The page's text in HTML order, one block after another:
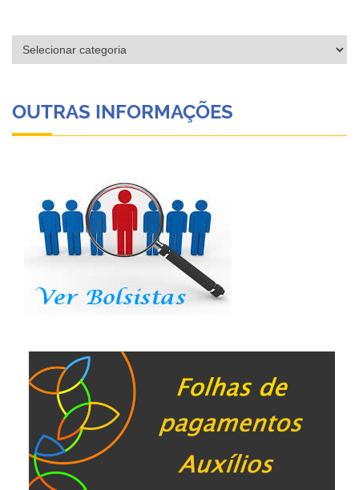
Categorias
OUTRAS INFORMAÇÕES